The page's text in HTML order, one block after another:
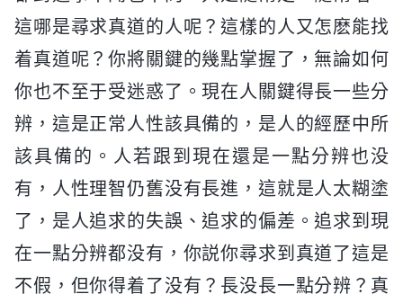
這哪是尋求真道的人呢？這樣的人又怎麽能找
着真道呢？你將關鍵的幾點掌握了，無論如何
你也不至于受迷惑了。現在人關鍵得長一些分
辨，這是正常人性該具備的，是人的經歷中所
該具備的。人若跟到現在還是一點分辨也没
有，人性理智仍舊没有長進，這就是人太糊塗
了，是人追求的失誤、追求的偏差。追求到現
在一點分辨都没有，你説你尋求到真道了這是
不假，但你得着了没有？長没長一點分辨？真